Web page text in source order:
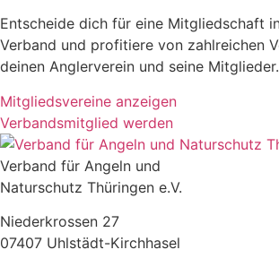
Entscheide dich für eine Mitgliedschaft
Verband und profitiere von zahlreichen
deinen Anglerverein und seine Mitglieder.
Mitgliedsvereine anzeigen
Verbandsmitglied werden
Verband für Angeln und
Naturschutz Thüringen e.V.
Niederkrossen 27
07407 Uhlstädt-Kirchhasel